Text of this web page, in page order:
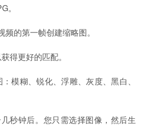
。
的第一帧创建缩略图。
更好的匹配。
糊、锐化、浮雕、灰度、黑白、
钟后。您只需选择图像，然后生